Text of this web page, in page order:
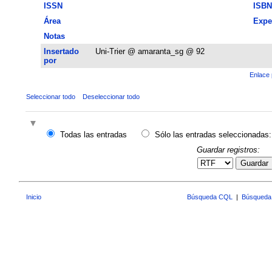
ISSN
ISBN
Área
Notas
Insertado
por
Uni-Trier @ amaranta_sg @ 92
Enlace
Seleccionar todo Deseleccionar todo
Todas las entradas
Sólo las entradas seleccionadas:
Guardar registros:
Guardar
Inicio Búsqueda CQL